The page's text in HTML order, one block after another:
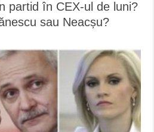
partid în CEX-ul de luni?
sau Neacșu?